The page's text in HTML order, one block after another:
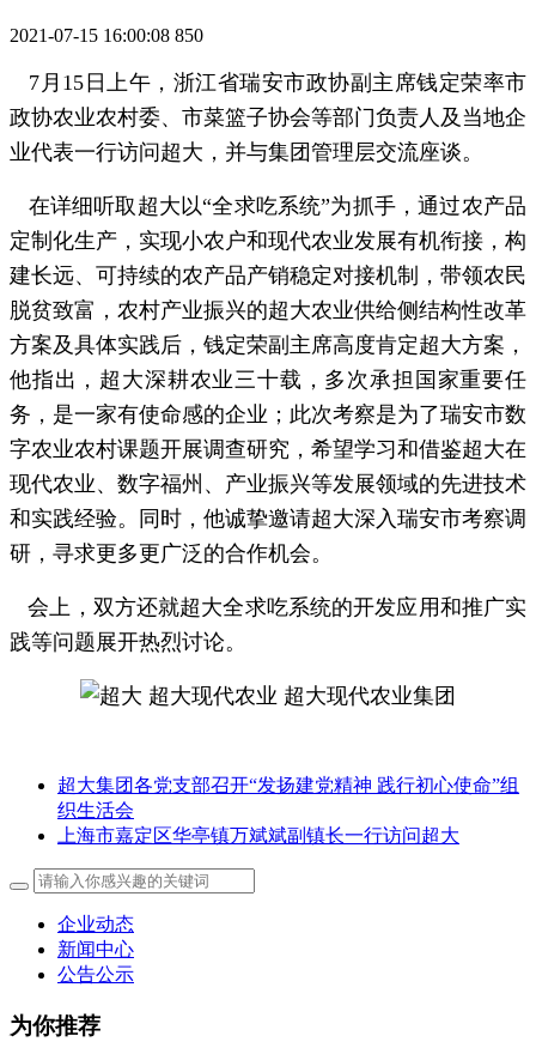
2021-07-15 16:00:08 850
7月15日上午，浙江省瑞安市政协副主席钱定荣率市
政协农业农村委、市菜篮子协会等部门负责人及当地企
业代表一行访问超大，并与集团管理层交流座谈。
在详细听取超大以“全求吃系统”为抓手，通过农产品
定制化生产，实现小农户和现代农业发展有机衔接，构
建长远、可持续的农产品产销稳定对接机制，带领农民
脱贫致富，农村产业振兴的超大农业供给侧结构性改革
方案及具体实践后，钱定荣副主席高度肯定超大方案，
他指出，超大深耕农业三十载，多次承担国家重要任
务，是一家有使命感的企业；此次考察是为了瑞安市数
字农业农村课题开展调查研究，希望学习和借鉴超大在
现代农业、数字福州、产业振兴等发展领域的先进技术
和实践经验。同时，他诚挚邀请超大深入瑞安市考察调
研，寻求更多更广泛的合作机会。
会上，双方还就超大全求吃系统的开发应用和推广实
践等问题展开热烈讨论。
超大集团各党支部召开“发扬建党精神 践行初心使命”组
织生活会
上海市嘉定区华亭镇万斌斌副镇长一行访问超大
企业动态
新闻中心
公告公示
为你推荐